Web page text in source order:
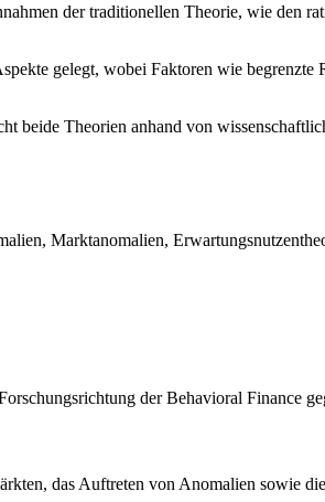
der traditionellen Theorie, wie den
gelegt, wobei Faktoren wie begrenzte
beide Theorien anhand von
Marktanomalien,
der Behavioral Finance
das Auftreten von Anomalien sowie